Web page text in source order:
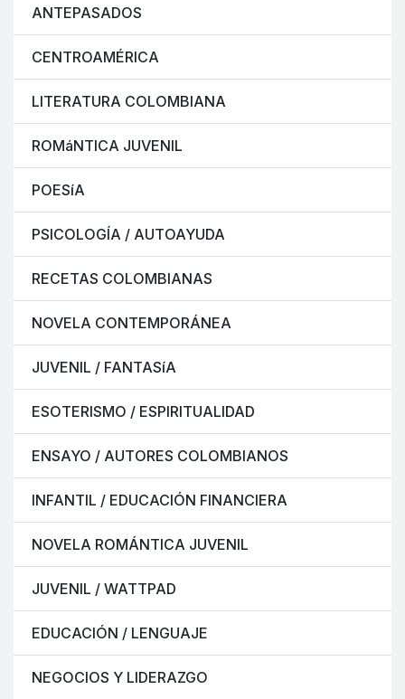
ANTEPASADOS
CENTROAMÉRICA
LITERATURA COLOMBIANA
ROMáNTICA JUVENIL
POESíA
PSICOLOGÍA / AUTOAYUDA
RECETAS COLOMBIANAS
NOVELA CONTEMPORÁNEA
JUVENIL / FANTASíA
ESOTERISMO / ESPIRITUALIDAD
ENSAYO / AUTORES COLOMBIANOS
INFANTIL / EDUCACIÓN FINANCIERA
NOVELA ROMÁNTICA JUVENIL
JUVENIL / WATTPAD
EDUCACIÓN / LENGUAJE
NEGOCIOS Y LIDERAZGO